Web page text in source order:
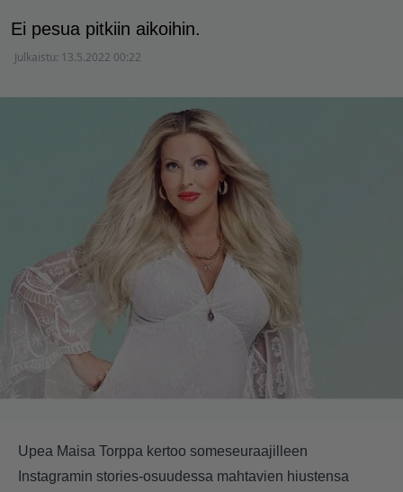
Ei pesua pitkiin aikoihin.
Julkaistu: 13.5.2022 00:22
Upea Maisa Torppa kertoo someseuraajilleen
Instagramin stories-osuudessa mahtavien hiustensa